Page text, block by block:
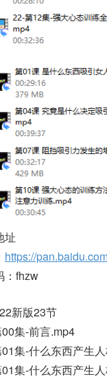
址
https://
：fhzw
新版23节
00集-前言.mp4
01集-什么东西产生
01集-什么东西产生